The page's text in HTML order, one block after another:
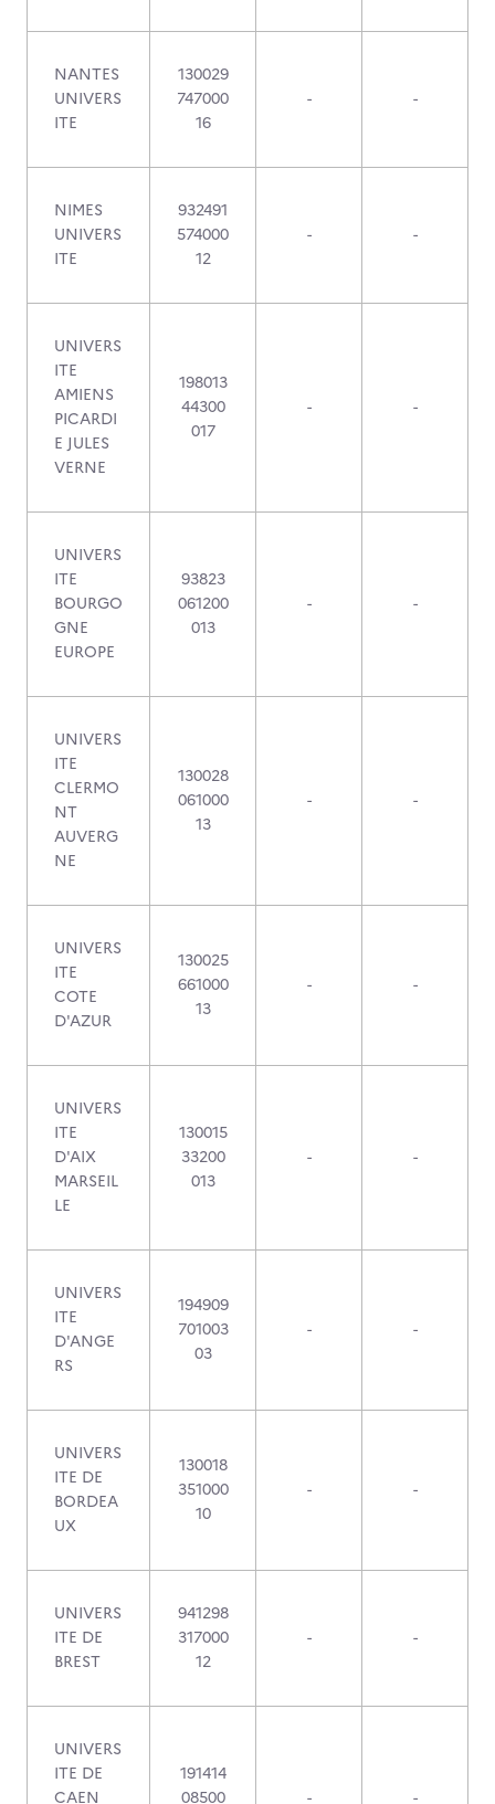
NANTES
UNIVERS
ITE
130029
747000
16
- -
NIMES
UNIVERS
ITE
932491
574000
12
- -
UNIVERS
ITE
AMIENS
PICARDI
E JULES
VERNE
198013
44300
017
- -
UNIVERS
ITE
BOURGO
GNE
EUROPE
93823
061200
013
- -
UNIVERS
ITE
CLERMO
NT
AUVERG
NE
130028
061000
13
- -
UNIVERS
ITE
COTE
D'AZUR
130025
661000
13
- -
UNIVERS
ITE
D'AIX
MARSEIL
LE
130015
33200
013
- -
UNIVERS
ITE
D'ANGE
RS
194909
701003
03
- -
UNIVERS
ITE DE
BORDEA
UX
130018
351000
10
- -
UNIVERS
ITE DE
BREST
941298
317000
12
- -
UNIVERS
ITE DE
CAEN
191414
08500
- -